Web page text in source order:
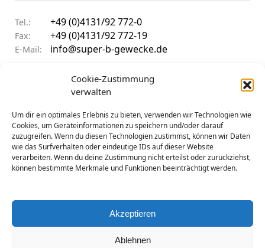
Cookie-Zustimmung
verwalten
Um dir ein optimales Erlebnis zu bieten, verwenden wir Technologien wie
Cookies, um Geräteinformationen zu speichern und/oder darauf
zuzugreifen. Wenn du diesen Technologien zustimmst, können wir Daten
wie das Surfverhalten oder eindeutige IDs auf dieser Website
verarbeiten. Wenn du deine Zustimmung nicht erteilst oder zurückziehst,
können bestimmte Merkmale und Funktionen beeinträchtigt werden.
Akzeptieren
Ablehnen
Tel.: +49 (0)4131/92 772-0
Fax: +49 (0)4131/92 772-19
E-Mail:
info@super-b-gewecke.de
ÖFFNUNGSZEITEN
Mo–Do 9:30 - 12:00 Uhr & 14:00 - 17:00 Uhr
Frei 9:30 - 12:00 Uhr & 14:00 - 15:30 Uhr
Sa geschlossen